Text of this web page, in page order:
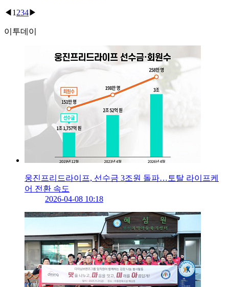
◀ 1 234▶
이투데이
웅진프리드라이프, 선수금 3조원 돌파…토탈 라이프케
어 전환 속도
2026-04-08 10:18